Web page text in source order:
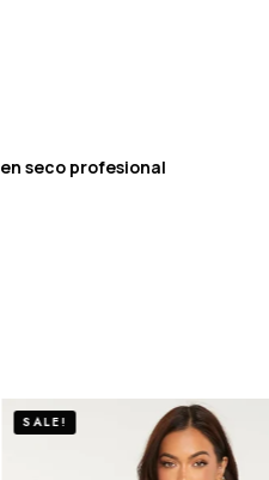
seco profesional